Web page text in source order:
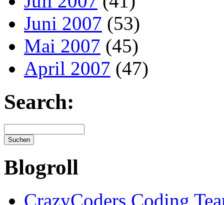
Juni 2007 (53)
Mai 2007 (45)
April 2007 (47)
Search:
Blogroll
CrazyCoders Coding